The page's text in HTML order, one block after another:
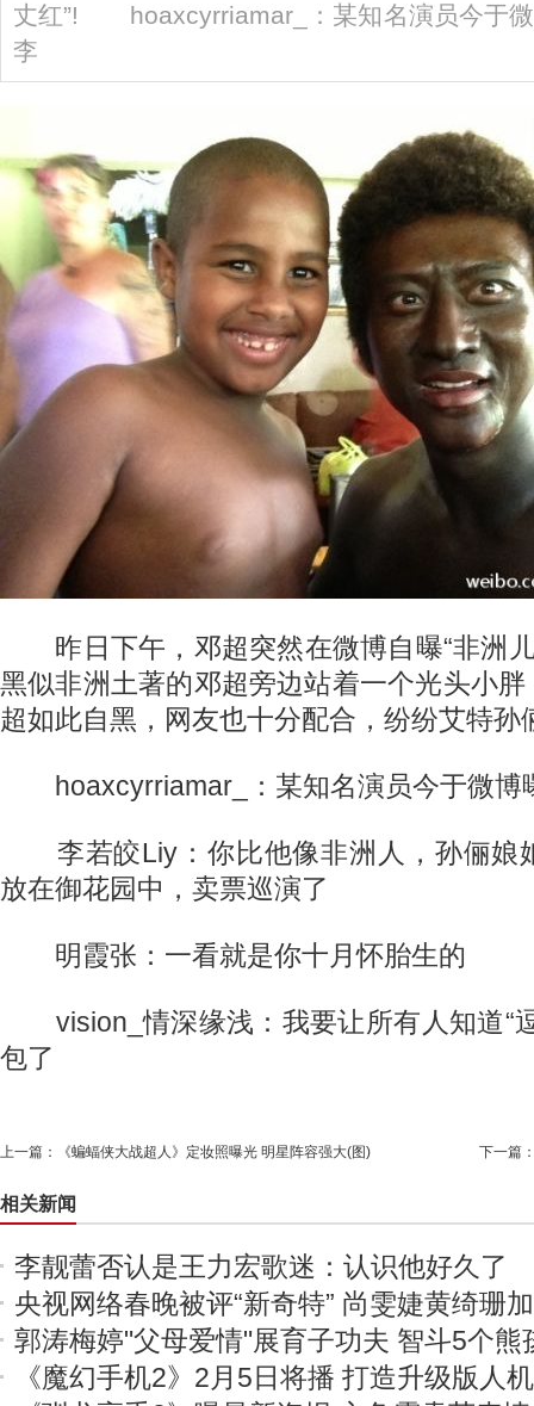
丈红”! hoaxcyrriamar_：某知名演员今
李
昨日下午，邓超突然在微博自曝“非洲儿
黑似非洲土著的邓超旁边站着一个光头小
超如此自黑，网友也十分配合，纷纷艾特孙
hoaxcyrriamar_：某知名演员今于微博
李若皎Liy：你比他像非洲人，孙俪娘
放在御花园中，卖票巡演了
明霞张：一看就是你十月怀胎生的
vision_情深缘浅：我要让所有人知道“
包了
上一篇： 《蝙蝠侠大战超人》定妆照曝光 明星阵容强大(图) 下一篇
相关新闻
李靓蕾否认是王力宏歌迷：认识他好久了
央视网络春晚被评“新奇特” 尚雯婕黄绮珊
郭涛梅婷"父母爱情"展育子功夫 智斗5个熊
《魔幻手机2》2月5日将播 打造升级版人